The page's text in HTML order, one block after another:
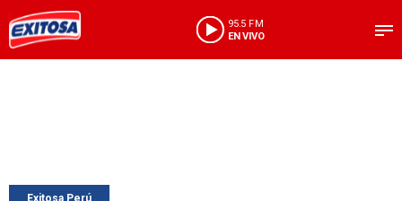
95.5 FM
EN VIVO
Exitosa Perú